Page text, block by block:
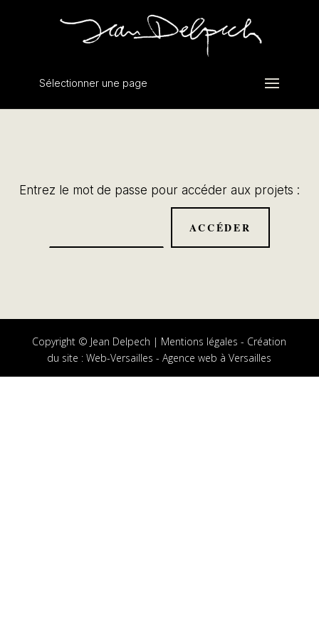
Sélectionner une page
Entrez le mot de passe pour accéder aux projets :
Copyright © Jean Delpech | Mentions légales - Création
du site :Web-Versailles - Agence web à Versailles